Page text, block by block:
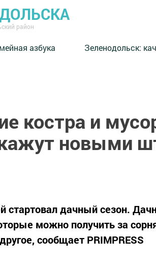
район
азбука ⁠Зеленодольск:
костра и
новыми
стартовал дачный сезон.
можно получить за
сообщает PRIMPRESS